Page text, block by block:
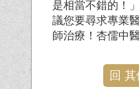
是相當不錯的！
議您要尋求專業
師治療！杏儒中
回